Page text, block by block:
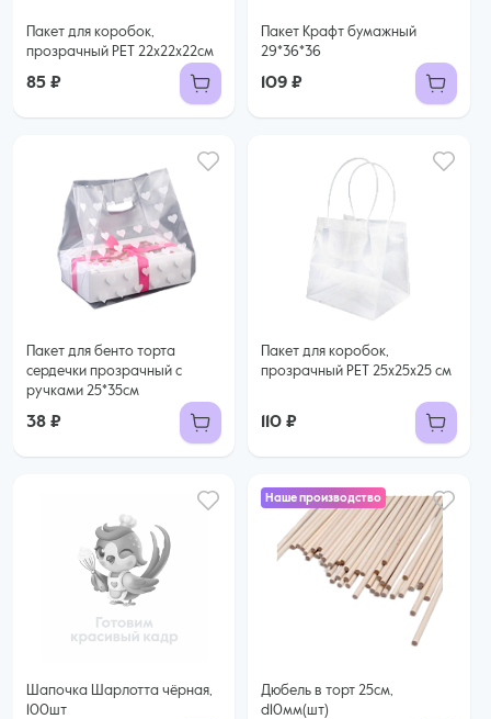
Пакет для коробок,
прозрачный PET 22х22х22см
85 ₽
Пакет Крафт бумажный
29*36*36
109 ₽
Пакет для бенто торта
сердечки прозрачный с
ручками 25*35см
38 ₽
Пакет для коробок,
прозрачный PET 25х25х25 см
110 ₽
Шапочка Шарлотта чёрная,
100шт
Наше производство
Дюбель в торт 25см,
d10мм(шт)